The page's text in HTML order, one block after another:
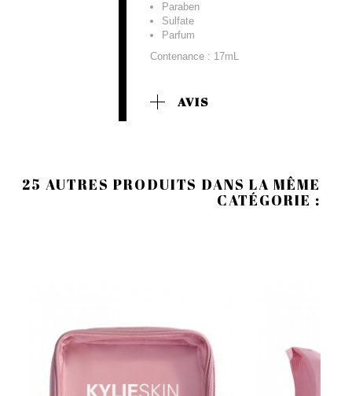
Paraben
Sulfate
Parfum
Contenance : 17mL
AVIS
25 AUTRES PRODUITS DANS LA MÊME
CATÉGORIE :